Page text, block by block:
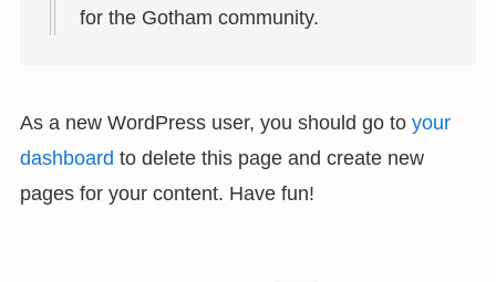
for the Gotham community.
As a new WordPress user, you should go to your
dashboard to delete this page and create new
pages for your content. Have fun!